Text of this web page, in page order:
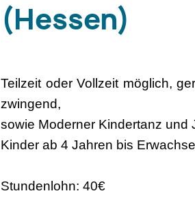
(Hessen)
Teilzeit oder Vollzeit möglich,
zwingend,
sowie Moderner Kindertanz und
Kinder ab 4 Jahren bis
Stundenlohn: 40€